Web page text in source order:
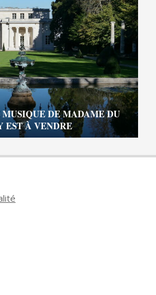
DE MADAME DU
EST À VENDRE